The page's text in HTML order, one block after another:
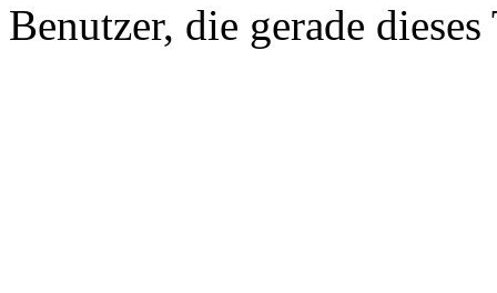
Benutzer, die gerade